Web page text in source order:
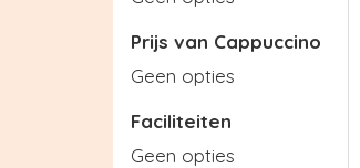
Prijs van Cappuccino
Geen opties
Faciliteiten
Geen opties